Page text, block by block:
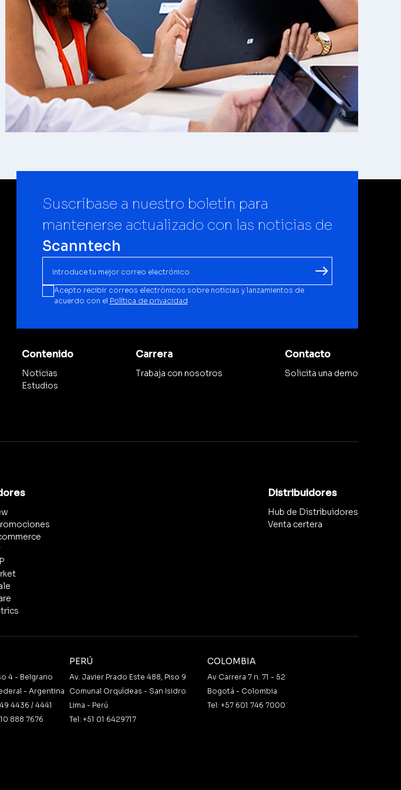
Suscríbase a nuestro boletín para
mantenerse actualizado con las noticias de
Scanntech
Acepto recibir correos electrónicos sobre noticias y lanzamientos de
acuerdo con el Política de privacidad
Contenido
Noticias
Estudios
Carrera
Trabaja con nosotros
Contacto
Solicita una demo
Distribuidores
Hub de Distribuidores
Venta certera
4 - Belgrano
- Argentina
4436 / 4441
888 7676
PERÚ
Av. Javier Prado Este 488, Piso 9
Comunal Orquídeas - San Isidro
Lima - Perú
Tel: +51 01 6429717
COLOMBIA
Av Carrera 7 n. 71 - 52
Bogotá - Colombia
Tel: +57 601 746 7000